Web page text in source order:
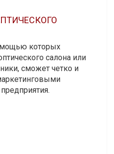
которых
салона или
сможет четко и